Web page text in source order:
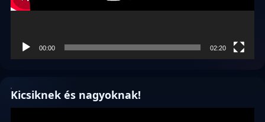
00:00 02:20
Kicsiknek és nagyoknak!